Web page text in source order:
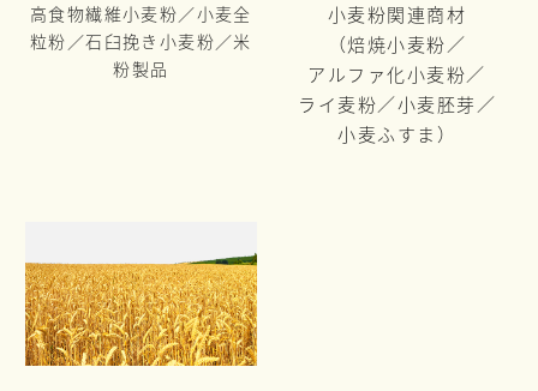
高食物繊維小麦粉／小麦全
粒粉／石臼挽き小麦粉／米
粉製品
小麦粉関連商材
（焙焼小麦粉／
アルファ化小麦粉／
ライ麦粉／小麦胚芽／
小麦ふすま）